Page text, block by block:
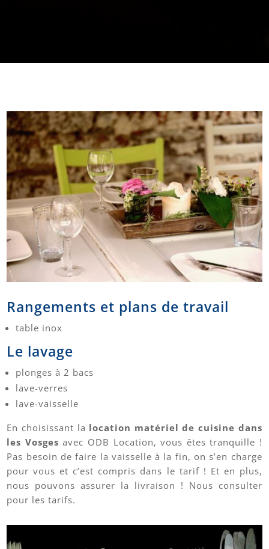
Rangements et plans de travail
table inox
Le lavage
plonges à 2 bacs
lave-verres
lave-vaisselle
En choisissant la location matériel de cuisine dans
les Vosges avec ODB Location, vous êtes tranquille !
Pas besoin de faire la vaisselle à la fin, on s’en charge
pour vous et c’est compris dans le tarif ! Et en plus,
nous pouvons assurer la livraison ! Nous consulter
pour les tarifs.